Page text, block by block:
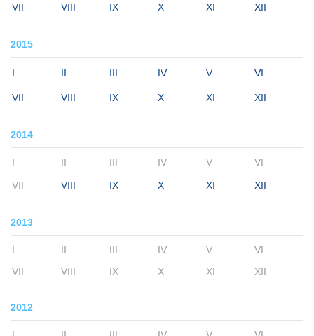
VII VIII IX X XI XII
2015
I II III IV V VI
VII VIII IX X XI XII
2014
I II III IV V VI
VII VIII IX X XI XII
2013
I II III IV V
VI
VII
VIII IX X XI XII
2012